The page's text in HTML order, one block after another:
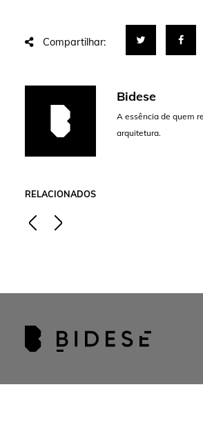
Compartilhar:
Bidese
A essência de quem
arquitetura.
RELACIONADOS